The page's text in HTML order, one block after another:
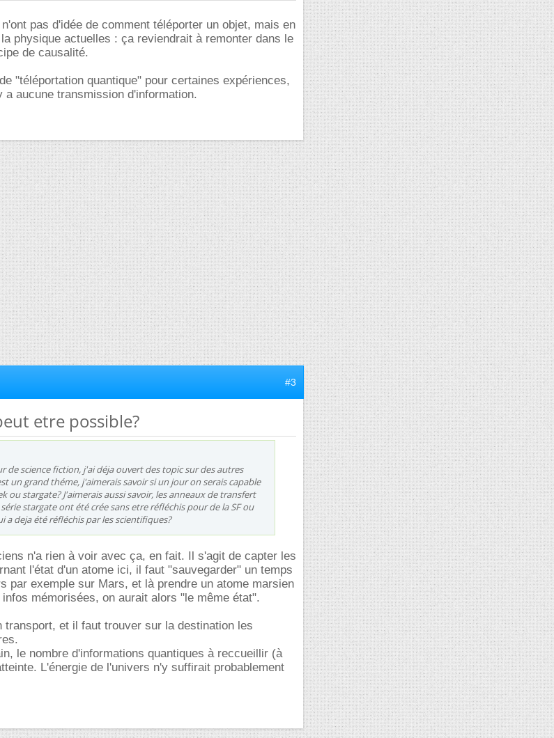
pas d'idée de comment téléporter un objet, mais en
physique actuelles : ça reviendrait à remonter dans le
de causalité.
"téléportation quantique" pour certaines expériences,
aucune transmission d'information.
#3
etre possible?
de science fiction, j'ai déja ouvert des topic sur des autres
un grand théme, j'aimerais savoir si un jour on serais capable
ou stargate? J'aimerais aussi savoir, les anneaux de transfert
stargate ont été crée sans etre réfléchis pour de la SF ou
deja été réfléchis par les scientifiques?
n'a rien à voir avec ça, en fait. Il s'agit de capter les
l'état d'un atome ici, il faut "sauvegarder" un temps
par exemple sur Mars, et là prendre un atome marsien
mémorisées, on aurait alors "le même état".
transport, et il faut trouver sur la destination les
le nombre d'informations quantiques à reccueillir (à
L'énergie de l'univers n'y suffirait probablement